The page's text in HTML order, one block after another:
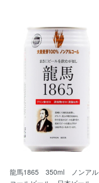
龍馬1865 350ml ノンアル